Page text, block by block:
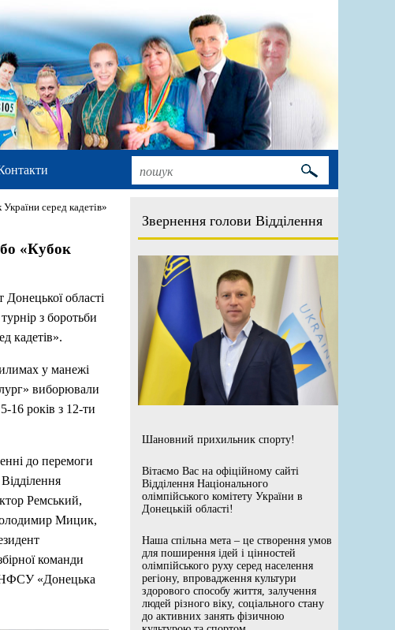
Звернення голови Відділення
Шановний прихильник спорту!
Вітаємо Вас на офіційному сайті
Відділення Національного
олімпійського комітету України в
Донецькій області!
Наша спільна мета – це створення умов
для поширення ідей і цінностей
олімпійського руху серед населення
регіону, впровадження культури
здорового способу життя, залучення
людей різного віку, соціального стану
до активних занять фізичною
серед кадетів»
«Кубок
Донецької області
з боротьби
кадетів».
у манежі
виборювали
16 років з 12-ти
до перемоги
Ремський,
Володимир Мицик,
команди
НФСУ «Донецька